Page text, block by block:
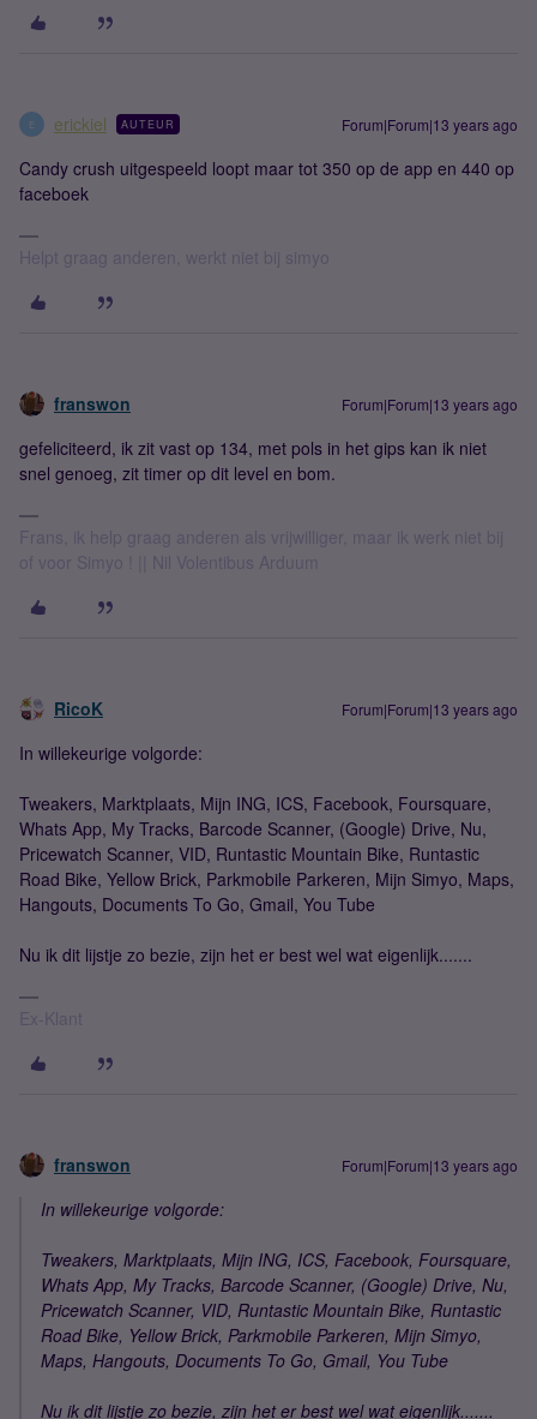
E erickiel AUTEUR Forum|Forum|13 years ago
Candy crush uitgespeeld loopt maar tot 350 op de app en 440 op
faceboek
Helpt graag anderen, werkt niet bij simyo
franswon Forum|Forum|13 years ago
gefeliciteerd, ik zit vast op 134, met pols in het gips kan ik niet
snel genoeg, zit timer op dit level en bom.
Frans, ik help graag anderen als vrijwilliger, maar ik werk niet bij
of voor Simyo ! || Nil Volentibus Arduum
RicoK Forum|Forum|13 years ago
In willekeurige volgorde:
Tweakers, Marktplaats, Mijn ING, ICS, Facebook, Foursquare,
Whats App, My Tracks, Barcode Scanner, (Google) Drive, Nu,
Pricewatch Scanner, VID, Runtastic Mountain Bike, Runtastic
Road Bike, Yellow Brick, Parkmobile Parkeren, Mijn Simyo, Maps,
Hangouts, Documents To Go, Gmail, You Tube
Nu ik dit lijstje zo bezie, zijn het er best wel wat eigenlijk.......
Ex-Klant
franswon Forum|Forum|13 years ago
In willekeurige volgorde:
Tweakers, Marktplaats, Mijn ING, ICS, Facebook, Foursquare,
Whats App, My Tracks, Barcode Scanner, (Google) Drive, Nu,
Pricewatch Scanner, VID, Runtastic Mountain Bike, Runtastic
Road Bike, Yellow Brick, Parkmobile Parkeren, Mijn Simyo,
Maps, Hangouts, Documents To Go, Gmail, You Tube
Nu ik dit lijstje zo bezie, zijn het er best wel wat eigenlijk.......